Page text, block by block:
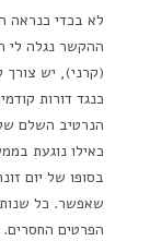
לא בכדי כנראה
ההקשר נגלה לי
(קרני), יש צורך
כנגד דורות
הנרטיב השלם
כאילו נוגעת
בסופו של יום
שאפשר. כל
הפרטים